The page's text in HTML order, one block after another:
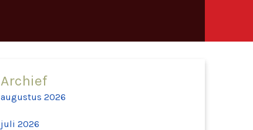
Archief
augustus 2026
juli 2026